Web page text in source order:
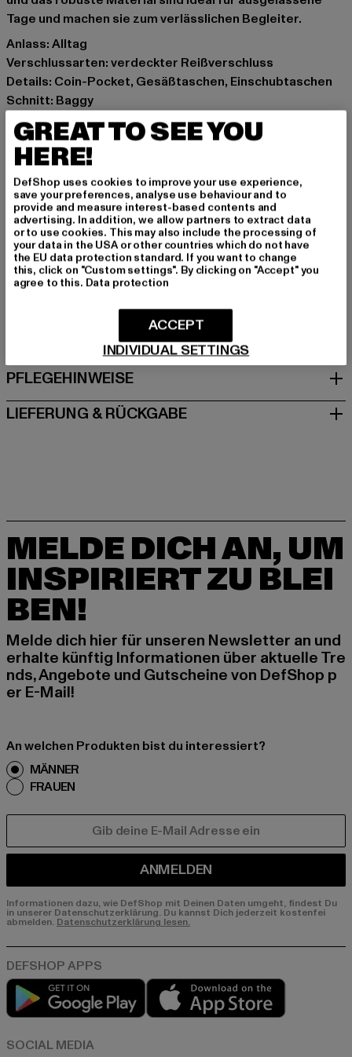
Tage und machen sie zum verlässlichen Begleiter.
Anlass: Alltag
Verschlussarten: verdeckter Reißverschluss
Details: Coin-Pocket, Gesäßtaschen, Einschubtaschen
Schnitt: Baggy
Marke: Karl Kani
Kat.: Apparel
Farbe: blau
Hersteller Farbe: green
Materialzusammensetzung: 100% Baumwolle
Art.Nr: PD00002617-00110
Hersteller: Urban Styles Agency GmbH & Co. KG |
agentur@urbanstylesagency.com
Schanzenstraße 41 | 51063 Köln | DE
GRÖSSE & PASSFORM
PFLEGEHINWEISE
LIEFERUNG & RÜCKGABE
MELDE DICH AN, UM
INSPIRIERT ZU BLEI
BEN!
Melde dich hier für unseren Newsletter an und
erhalte künftig Informationen über aktuelle Tre
nds, Angebote und Gutscheine von DefShop p
er E-Mail!
An welchen Produkten bist du interessiert?
MÄNNER
FRAUEN
ANMELDEN
Informationen dazu, wie DefShop mit Deinen Daten umgeht, findest Du
in unserer Datenschutzerklärung. Du kannst Dich jederzeit kostenfei
abmelden. Datenschutzerklärung lesen.
Play market
GREAT TO SEE YOU
HERE!
DefShop uses cookies to improve your use experience,
save your preferences, analyse use behaviour and to
provide and measure interest-based contents and
advertising. In addition, we allow partners to extract data
or to use cookies. This may also include the processing of
your data in the USA or other countries which do not have
the EU data protection standard. If you want to change
this, click on "Custom settings". By clicking on "Accept" you
agree to this. Data protection
INDIVIDUAL SETTINGS
ACCEPT